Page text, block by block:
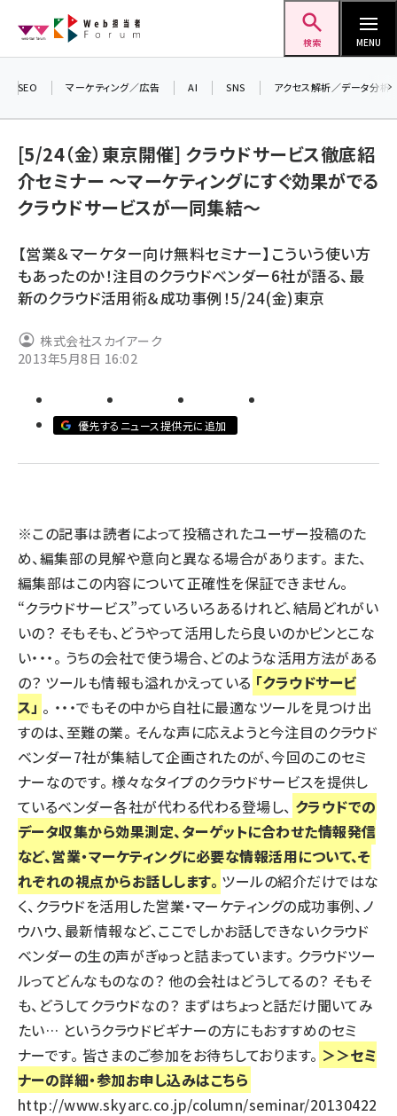
ン
検索 MENU
seo (3516)
youtube (2420)
note (2308)
セミナー (2296)
z世代 (1617)
meo (1274)
llmo (1155)
SEO マーケティング／広告 AI SNS アクセス解析／データ分析
[5/24（金）東京開催] クラウドサービス徹底紹
介セミナー ～マーケティングにすぐ効果がでる
クラウドサービスが一同集結～
【営業＆マーケター向け無料セミナー】こういう使い方
もあったのか！注目のクラウドベンダー6社が語る、最
新のクラウド活用術＆成功事例！5/24(金)東京
株式会社スカイアーク
2013年5月8日 16:02
優先するニュース提供元に追加
※この記事は読者によって投稿されたユーザー投稿のた
め、編集部の見解や意向と異なる場合があります。 また、
編集部はこの内容について正確性を保証できません。
“クラウドサービス”っていろいろあるけれど、結局どれがい
いの？ そもそも、どうやって活用したら良いのかピンとこな
い・・・。 うちの会社で使う場合、どのような活用方法がある
の？ ツールも情報も溢れかえっている 「クラウドサービ
ス」 。 ・・・でもその中から自社に最適なツールを見つけ出
すのは、至難の業。 そんな声に応えようと今注目のクラウド
ベンダー7社が集結して企画されたのが、今回のこのセミ
ナーなのです。 様々なタイプのクラウドサービスを提供し
ているベンダー各社が代わる代わる登場し、 クラウドでの
データ収集から効果測定、ターゲットに合わせた情報発信
など、営業・マーケティングに必要な情報活用について、そ
れぞれの視点からお話しします。 ツールの紹介だけではな
く、クラウドを活用した営業・マーケティングの成功事例、ノ
ウハウ、最新情報など、ここでしかお話しできないクラウド
ベンダーの生の声がぎゅっと詰まっています。 クラウドツー
ルってどんなものなの？ 他の会社はどうしてるの？ そもそ
も、どうしてクラウドなの？ まずはちょっと話だけ聞いてみ
たい… というクラウドビギナーの方にもおすすめのセミ
ナーです。 皆さまのご参加をお待ちしております。 ＞＞セミ
ナーの詳細・参加お申し込みはこちら
http://www.skyarc.co.jp/column/seminar/20130422
差
▼